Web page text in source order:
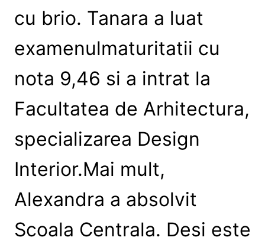
cu brio. Tanara a luat
examenulmaturitatii cu
nota 9,46 si a intrat la
Facultatea de Arhitectura,
specializarea Design
Interior.Mai mult,
Alexandra a absolvit
Scoala Centrala. Desi este